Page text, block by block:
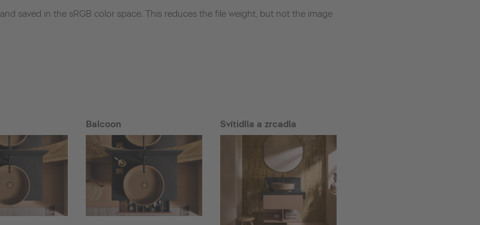
saved in the sRGB color space. This reduces the file weight, but not the image
Balcoon Svítidlla a zrcadla